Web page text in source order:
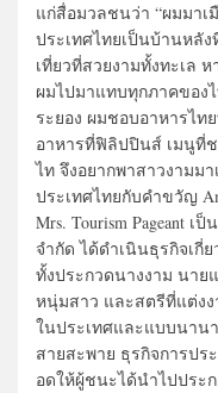
แก่สื่อมวลชนว่า “ผมมาเ
ประเทศไทยเป็นบ้านหลั
เที่ยวที่สวยงามทั้งทะเล
ผมไปมาแทบทุกภาคของ
ระยอง ผมชอบอาหารไท
อาหารที่ฟิลิปปินส์ เมนูที่ช
ไท จึงอยากพาสาวงามม
ประเทศไทยกับคำขวัญ
Mrs. Tourism Pageant
จำกัด ได้ดำเนินธุรกิจเกี่
ทั้งประกวดนางงาม นาย
หนุ่มสาว และสตรีที่แต่งง
ในประเทศและแบบนาน
สายสะพาย ธุรกิจการปร
อดให้ผู้ชนะได้นำไปประ